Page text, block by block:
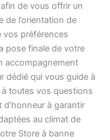
de vous offrir un
l’orientation de
vos préférences
pose finale de votre
accompagnement
dédié qui vous guide à
toutes vos questions
à garantir
au climat de
Store à banne